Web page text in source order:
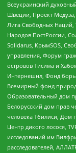
Всеукраинский
Швеции, Проект
Лига Свободных
Народов ПостРоссии,
Solidarus, КрымSOS,
управления, Форум
островов Тисима и
Интернешнл, Фонд
Всемирный фонд
Образовательный дом
Белорусский дом прав
человека Тбилиси, Дом
Центр дикого лосося,
исследований им
расследователей,